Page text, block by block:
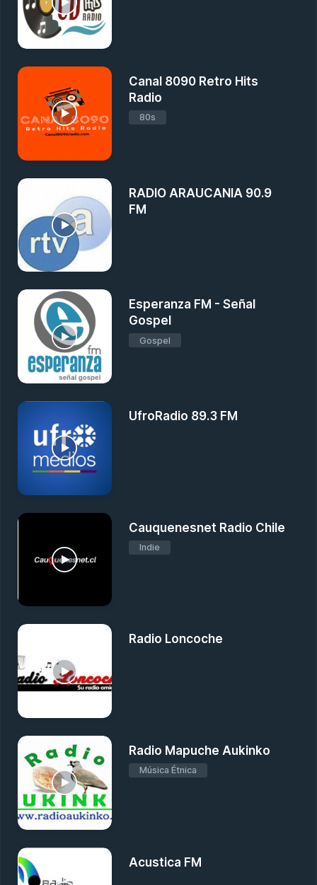
Canal 8090 Retro Hits
Radio
80s
RADIO ARAUCANIA 90.9
FM
Esperanza FM - Señal
Gospel
Gospel
UfroRadio 89.3 FM
Cauquenesnet Radio Chile
Indie
Radio Loncoche
Radio Mapuche Aukinko
Música Étnica
Acustica FM